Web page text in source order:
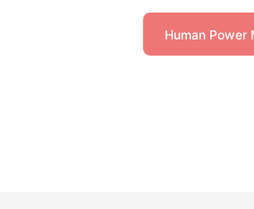
Human Power